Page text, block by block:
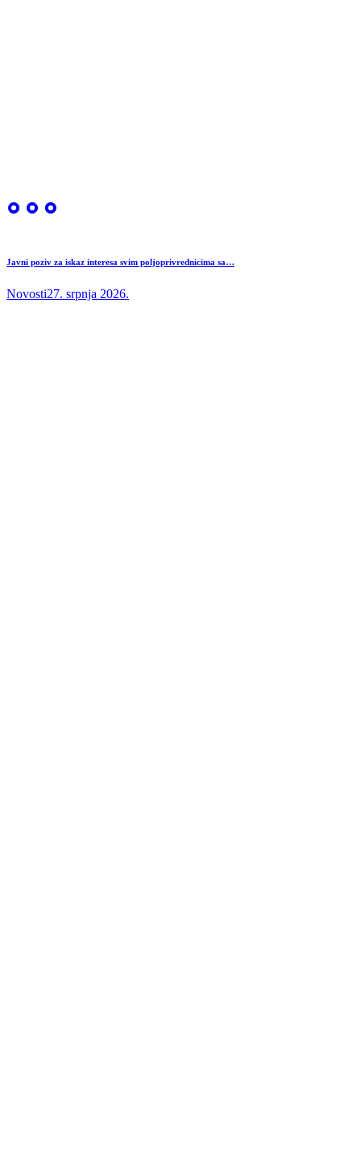
Javni poziv za iskaz interesa svim poljoprivrednicima sa…
Novosti27. srpnja 2026.